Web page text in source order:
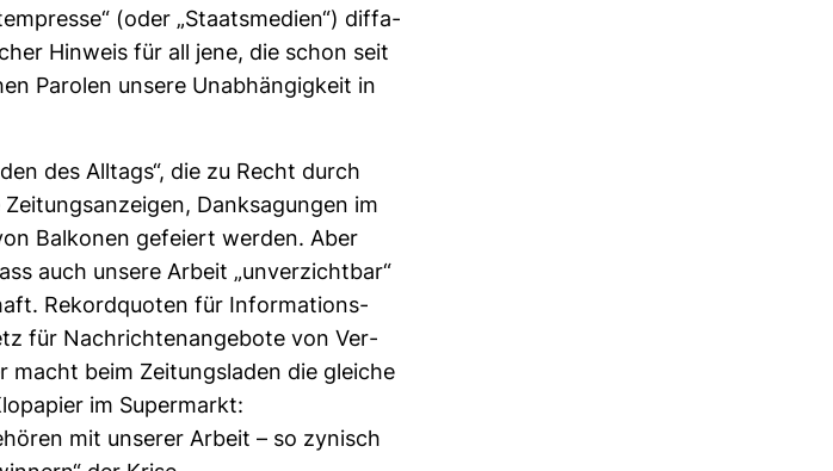
(oder „Staats­me­dien“) dif­fa­
Hin­weis für all jene, die schon seit
Parolen unsere Unab­hän­gig­keit in
des All­tags“, die zu Recht durch
Dank­sa­gungen im
Bal­konen gefeiert werden. Aber
auch unsere Arbeit „unver­zichtbar“
Rekord­quoten für Infor­ma­ti­ons­
für Nach­rich­ten­an­ge­bote von Ver­
macht beim Zei­tungs­laden die gleiche
im Super­markt:
mit unserer Arbeit – so zynisch